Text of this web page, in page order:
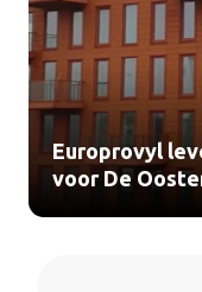
Europrovyl
voor De